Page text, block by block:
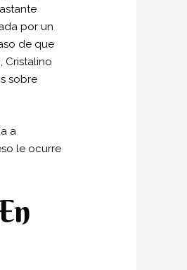
por un
de que
Cristalino
sobre
a
le ocurre